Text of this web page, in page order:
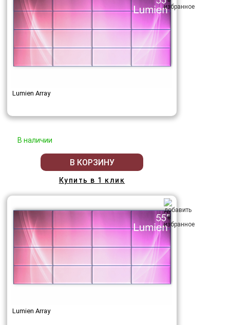
Lumien Array
В наличии
В КОРЗИНУ
Купить в 1 клик
Lumien Array